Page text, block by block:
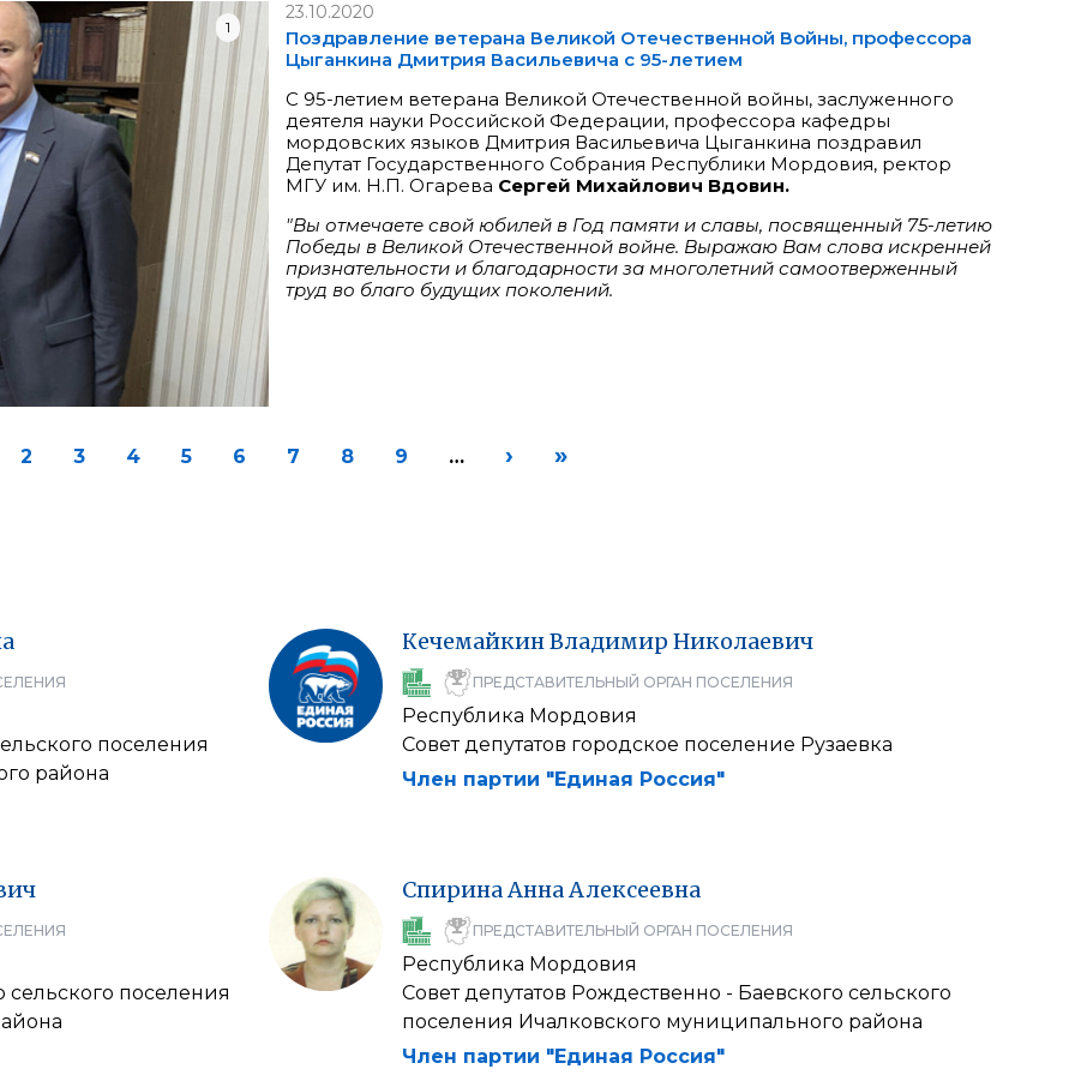
1
23.10.2020
Поздравление ветерана Великой Отечественной Войны, профессора
Цыганкина Дмитрия Васильевича с 95-летием
С 95-летием ветерана Великой Отечественной войны, заслуженного
деятеля науки Российской Федерации, профессора кафедры
мордовских языков Дмитрия Васильевича Цыганкина поздравил
Депутат Государственного Собрания Республики Мордовия, ректор
МГУ им. Н.П. Огарева Сергей Михайлович Вдовин.
"Вы отмечаете свой юбилей в Год памяти и славы, посвященный 75-летию
Победы в Великой Отечественной войне. Выражаю Вам слова искренней
признательности и благодарности за многолетний самоотверженный
труд во благо будущих поколений.
2 3 4 5 6 7 8 9 … › »
поселения
района
КечемайкинВладимир Николаевич
ПРЕДСТАВИТЕЛЬНЫЙ ОРГАН ПОСЕЛЕНИЯ
Республика Мордовия
Совет депутатов городское поселение Рузаевка
Член партии "Единая Россия"
сельского поселения
СпиринаАннаАлексеевна
ПРЕДСТАВИТЕЛЬНЫЙ ОРГАН ПОСЕЛЕНИЯ
Республика Мордовия
Совет депутатов Рождественно - Баевского сельского
поселения Ичалковского муниципального района
Член партии "Единая Россия"